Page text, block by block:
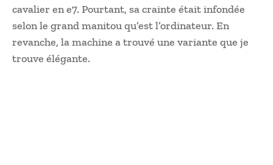
cavalier en e7. Pourtant, sa crainte était infondée
selon le grand manitou qu’est l’ordinateur. En
revanche, la machine a trouvé une variante que je
trouve élégante.